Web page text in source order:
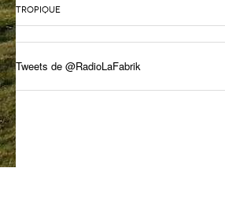
SONORIK
THEME FORCE
ZIRCONIUM
TROPIQUE
Tweets de @RadioLaFabrik